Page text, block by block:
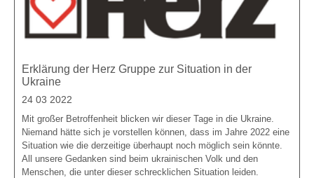
Erklärung der Herz Gruppe zur Situation in der
Ukraine
24 03 2022
Mit großer Betroffenheit blicken wir dieser Tage in die Ukraine.
Niemand hätte sich je vorstellen können, dass im Jahre 2022 eine
Situation wie die derzeitige überhaupt noch möglich sein könnte.
All unsere Gedanken sind beim ukrainischen Volk und den
Menschen, die unter dieser schrecklichen Situation leiden.